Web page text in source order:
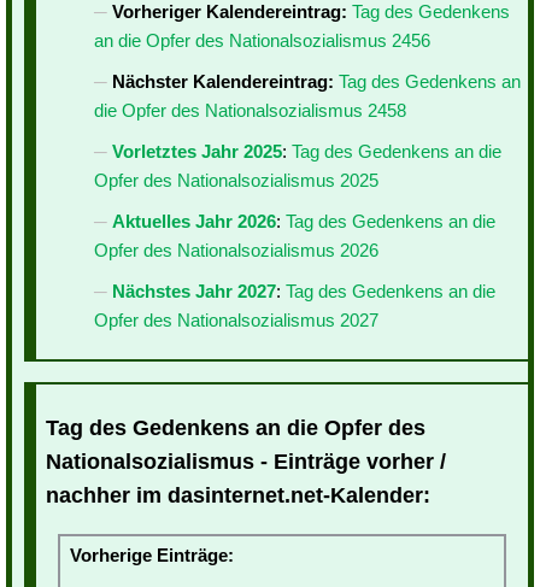
Vorheriger Kalendereintrag: Tag des Gedenkens
an die Opfer des Nationalsozialismus 2456
Nächster Kalendereintrag: Tag des Gedenkens an
die Opfer des Nationalsozialismus 2458
Vorletztes Jahr 2025: Tag des Gedenkens an die
Opfer des Nationalsozialismus 2025
Aktuelles Jahr 2026: Tag des Gedenkens an die
Opfer des Nationalsozialismus 2026
Nächstes Jahr 2027: Tag des Gedenkens an die
Opfer des Nationalsozialismus 2027
Tag des Gedenkens an die Opfer des
Nationalsozialismus - Einträge vorher /
nachher im dasinternet.net-Kalender:
Vorherige Einträge: